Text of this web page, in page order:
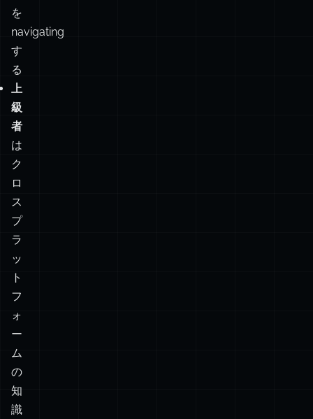
微
妙
な
違
い
を
navigating
す
る
上
級
者
は
ク
ロ
ス
プ
ラ
ッ
ト
フ
ォ